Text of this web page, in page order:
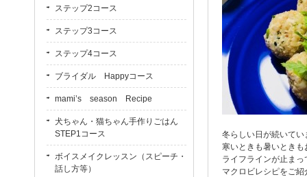
冬らしい日が続いて
寒いときも暑いとき
ライフラインが止ま
マクロビレシピをご紹
ステップ2コース
ステップ3コース
ステップ4コース
ブライダル Happyコース
mami’s season Recipe
犬ちゃん・猫ちゃん手作りごはん
STEP1コース
ボイスメイクレッスン（スピーチ・
話し方等）